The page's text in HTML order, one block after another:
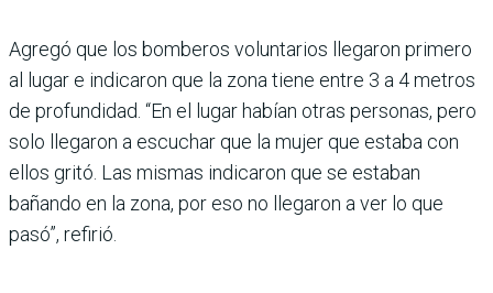
Agregó que los bomberos voluntarios llegaron primero
al lugar e indicaron que la zona tiene entre 3 a 4 metros
de profundidad. “En el lugar habían otras personas, pero
solo llegaron a escuchar que la mujer que estaba con
ellos gritó. Las mismas indicaron que se estaban
bañando en la zona, por eso no llegaron a ver lo que
pasó”, refirió.